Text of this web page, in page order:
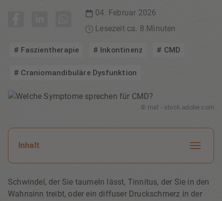
04. Februar 2026
Lesezeit ca. 8 Minuten
Faszientherapie Inkontinenz CMD
Craniomandibuläre Dysfunktion
© mat - stock.adobe.com
Inhalt
Schwindel, der Sie taumeln lässt, Tinnitus, der Sie in den
Wahnsinn treibt, oder ein diffuser Druckschmerz in der